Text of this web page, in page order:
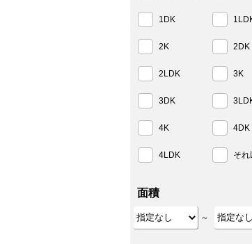
1DK
2K 2DK
2LDK 3K
3DK
4K 4DK
4LDK それ
面積
～